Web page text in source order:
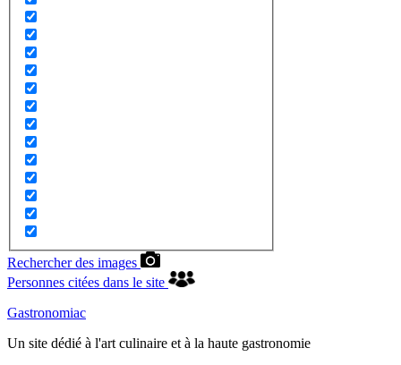
Rechercher des images
Personnes citées dans le site
Gastronomiac
Un site dédié à l'art culinaire et à la haute gastronomie